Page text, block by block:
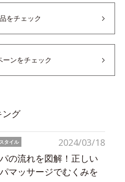
をチェック
ーンをチェック
ング
2024/03/18
タイル
の流れを図解！正しい
マッサージでむくみを